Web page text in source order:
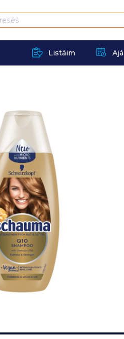
Listáim